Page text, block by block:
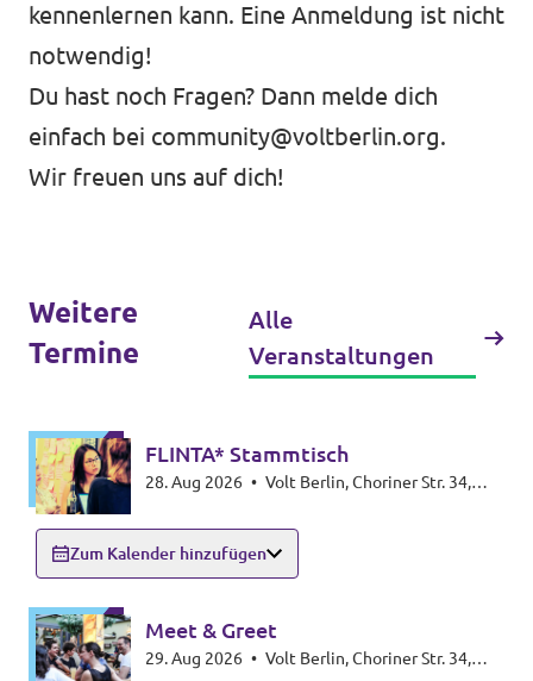
Datenschutz
Impressum
kennenlernen kann. Eine Anmeldung ist nicht
notwendig!
Du hast noch Fragen? Dann melde dich
einfach bei community@voltberlin.org.
Wir freuen uns auf dich!
Weitere
Termine
Alle
Veranstaltungen
FLINTA* Stammtisch
28. Aug 2026 •
Zum Kalender hinzufügen
Meet & Greet
29. Aug 2026 •